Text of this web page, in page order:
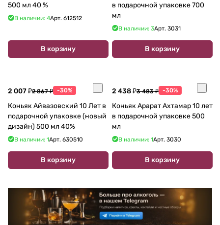
500 мл 40 %
В наличии: 4Арт. 612512
В корзину
в подарочной упаковке 700
мл
В наличии: 3Арт. 3031
В корзину
2 007 ₽2 867 ₽ -30%
Коньяк Айвазовский 10 Лет в
подарочной упаковке (новый
дизайн) 500 мл 40%
В наличии: 1Арт. 630510
В корзину
2 438 ₽3 483 ₽ -30%
Коньяк Арарат Ахтамар 10 лет
в подарочной упаковке 500
мл
В наличии: 1Арт. 3030
В корзину